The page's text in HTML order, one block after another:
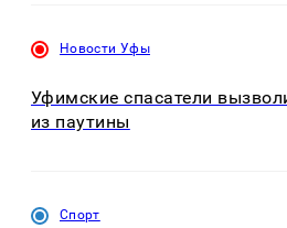
Новости Уфы
Уфимские спасатели
из паутины
Спорт